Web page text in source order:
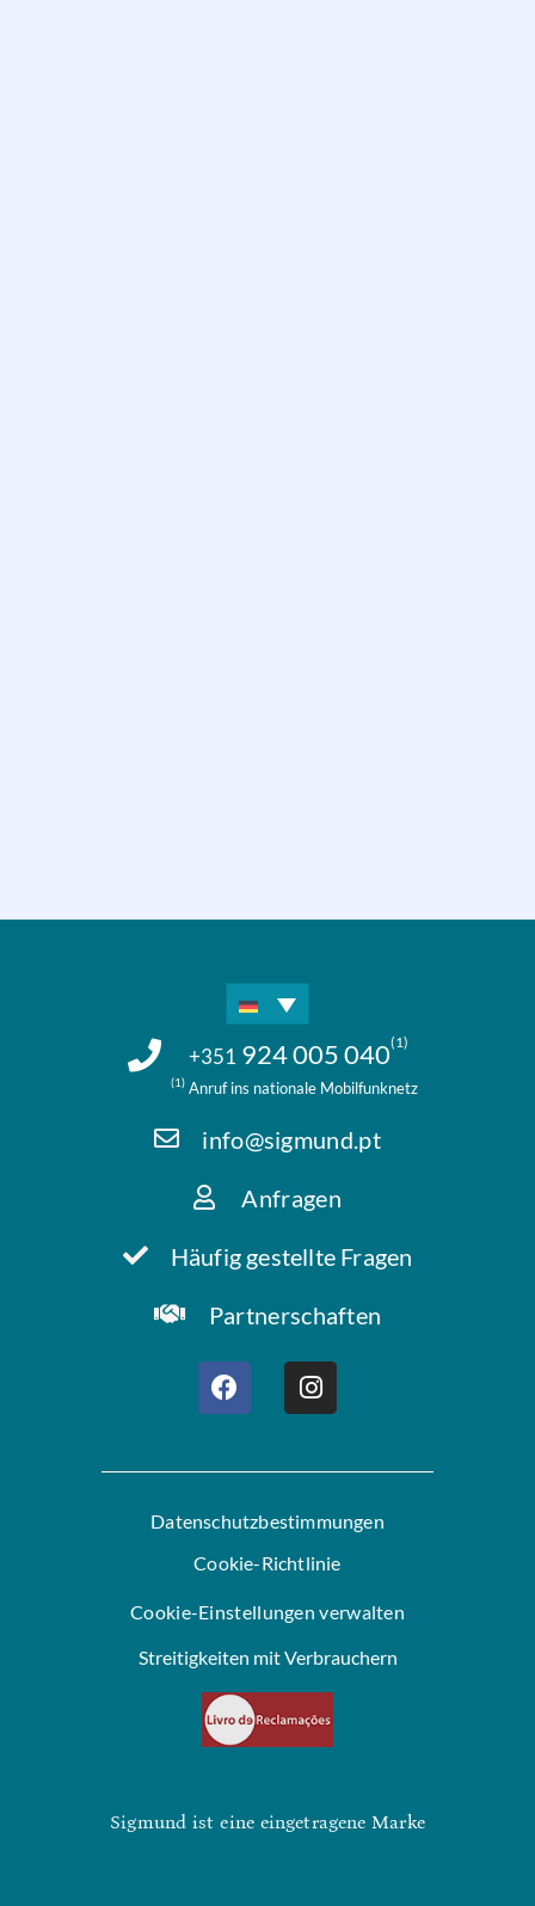
+351 924 005 040(1)
(1)Anruf ins nationale Mobilfunknetz
info@sigmund.pt
Anfragen
Häufig gestellte Fragen
Partnerschaften
Datenschutzbestimmungen
Cookie-Richtlinie
Cookie-Einstellungen verwalten
Streitigkeiten mit Verbrauchern
Sigmund ist eine eingetragene Marke